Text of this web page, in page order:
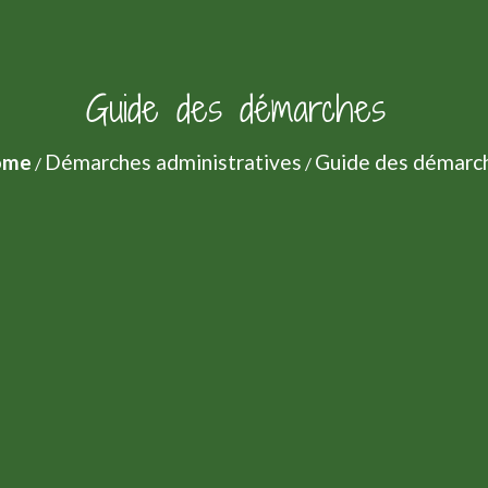
Guide des démarches
/ Démarches administratives / Guide des